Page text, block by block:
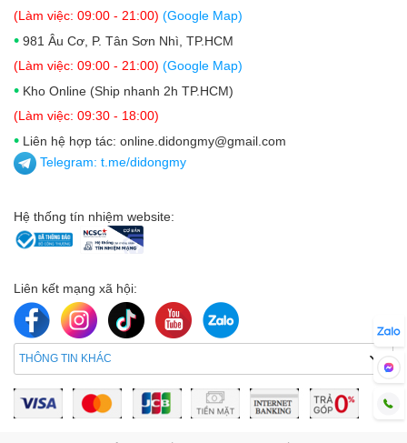
(Làm việc: 09:00 - 21:00) (Google Map)
• 981 Âu Cơ, P. Tân Sơn Nhì, TP.HCM
(Làm việc: 09:00 - 21:00) (Google Map)
• Kho Online (Ship nhanh 2h TP.HCM)
(Làm việc: 09:30 - 18:00)
• Liên hệ hợp tác: online.didongmy@gmail.com
Telegram: t.me/didongmy
Hệ thống tín nhiệm website:
Liên kết mạng xã hội:
THÔNG TIN KHÁC